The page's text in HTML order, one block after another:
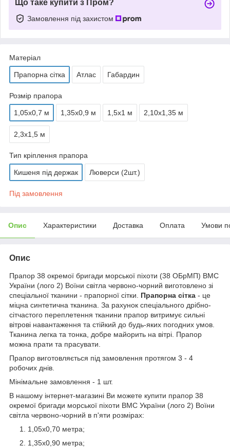
Що таке купити з Пром?
Замовлення під захистом
Матеріал
Прапорна сітка Атлас Габардин
Розмір прапора
1,05х0,7 м 1,35х0,9 м 1,5х1 м 2,10х1,35 м
2,3х1,5 м
Тип кріплення прапора
Кишеня під держак Люверси (2шт.)
Під замовлення
Опис Характеристики Доставка Оплата Умови
Опис
Прапор 38 окремої бригади морської піхоти (38 ОБрМП) ВМС
України (лого 2) Воїни світла червоно-чорний виготовлено зі
спеціальної тканини - прапорної сітки. Прапорна сітка - це
міцна синтетична тканина. За рахунок спеціального дрібно-
сітчастого переплетення тканини прапор витримує сильні
вітрові навантаження та стійкий до будь-яких погодних умов.
Тканина легка та тонка, добре майорить на вітрі. Прапор
можна прати та прасувати.
Прапор виготовляється під замовлення протягом 3 - 4
робочих днів.
Мінімальне замовлення - 1 шт.
В нашому інтернет-магазині Ви можете купити прапор 38
окремої бригади морської піхоти ВМС України (лого 2) Воїни
світла червоно-чорний в п'яти розмірах:
1,05х0,70 метра;
1,35х0,90 метра;